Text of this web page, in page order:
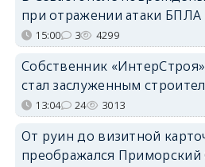
при отражении атаки БПЛА
15:00 3 4299
Собственник
стал заслуженным
13:04 24 3013
От руин до визитной
преображался Приморский